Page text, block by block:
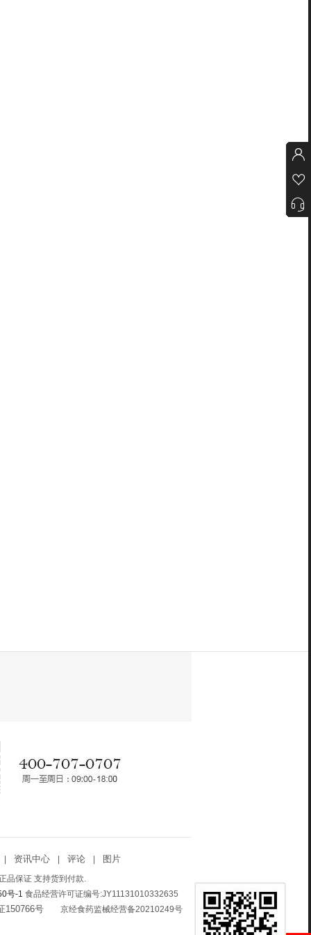
资讯中心 评论 图片
品保证 支持货到付款.
号-1 食品经营许可证编号:JY11131010332635
150766号 京经食药监械经营备20210249号
互联网药品